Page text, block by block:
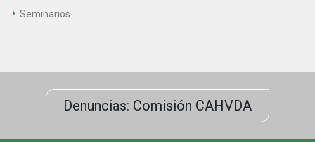
Seminarios
Denuncias: Comisión CAHVDA